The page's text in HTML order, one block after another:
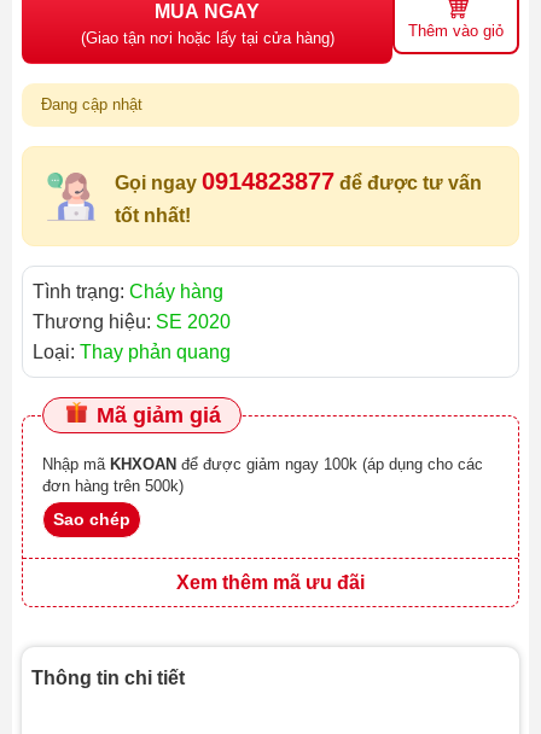
MUA NGAY
(Giao tận nơi hoặc lấy tại cửa hàng) Thêm vào giỏ
Đang cập nhật
Gọi ngay 0914823877 để được tư vấn
tốt nhất!
Tình trạng: Cháy hàng
Thương hiệu: SE 2020
Loại: Thay phản quang
Mã giảm giá
Nhập mã KHXOAN
đơn hàng trên 500k)
Sao chép
Xem thêm mã ưu đãi
Thông tin chi tiết